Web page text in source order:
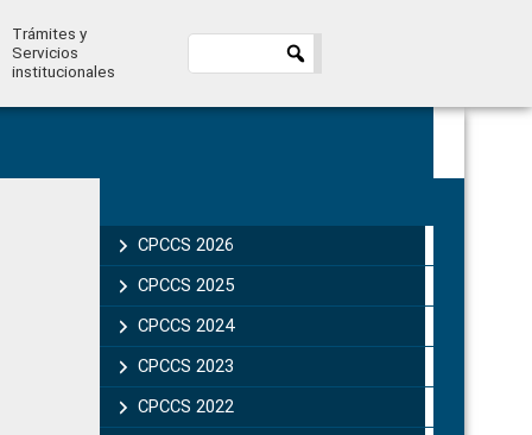
Trámites y
Servicios
institucionales
Sidebar
CPCCS 2026
CPCCS 2025
CPCCS 2024
CPCCS 2023
CPCCS 2022